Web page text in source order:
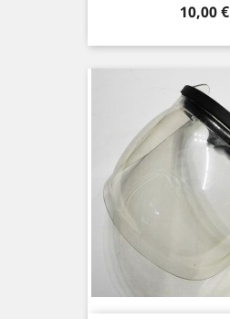
Prix
10,00 €